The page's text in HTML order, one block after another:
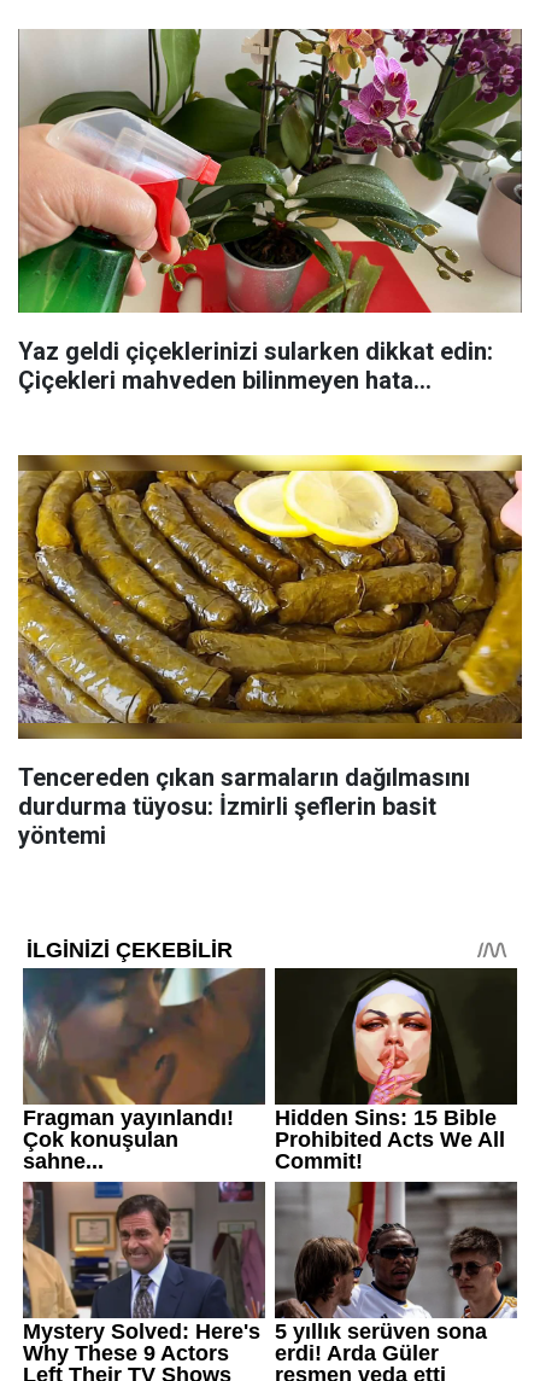
Yaz geldi çiçeklerinizi sularken dikkat edin:
Çiçekleri mahveden bilinmeyen hata...
Tencereden çıkan sarmaların dağılmasını
durdurma tüyosu: İzmirli şeflerin basit
yöntemi